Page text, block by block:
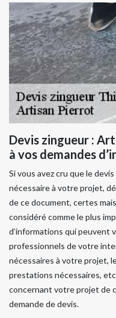
Devis zingueur :
à vos demandes
Si vous avez cru que le
nécessaire à votre projet,
de ce document, certes mais
considéré comme le plus
d’informations qui peuvent
professionnels de votre
nécessaires à votre projet,
prestations nécessaires,
concernant votre projet de
demande de devis.